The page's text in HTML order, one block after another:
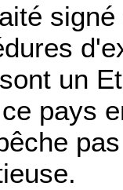
un
pays